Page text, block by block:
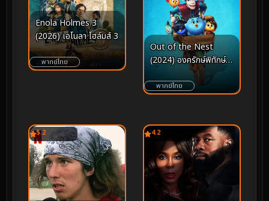
Enola Holmes 3
(2026) เอโนลา โฮล์มส์ 3
พากย์ไทย
Out of the Nest
(2024) องครักษ์พิทักษ์
พากย์ไทย
5.2 4.2